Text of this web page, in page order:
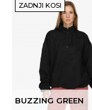
ZADNJI KOSI
BUZZING GREEN